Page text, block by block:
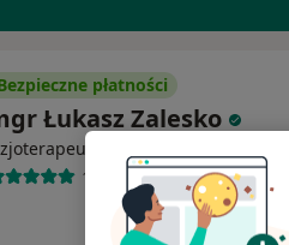
płatności
Łukasz Zalesko
188 opinii